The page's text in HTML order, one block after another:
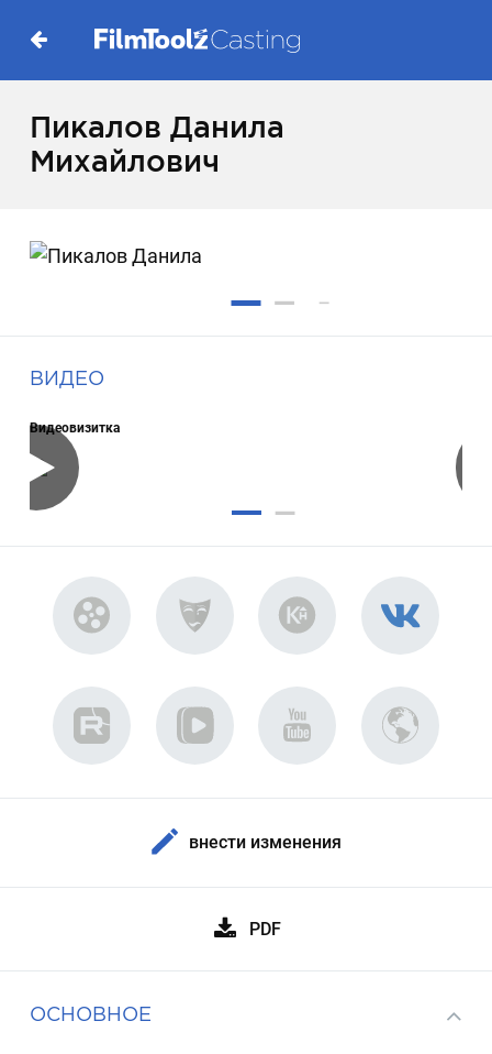
Пикалов Данила
Михайлович
ВИДЕО
Видеовизитка
внести изменения
PDF
ОСНОВНОЕ